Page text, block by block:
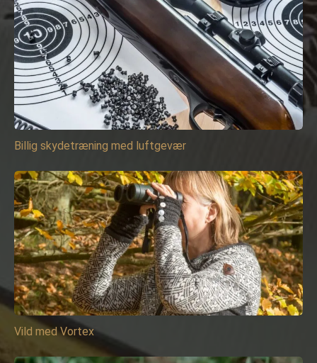
Billig skydetræning med luftgevær
Vild med Vortex